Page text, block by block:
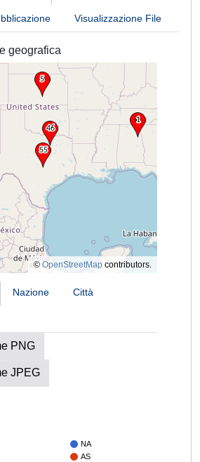
Visualizzazione File
geografica
© OpenStreetMap contributors.
Nazione Città
PNG
JPEG
NA
AS